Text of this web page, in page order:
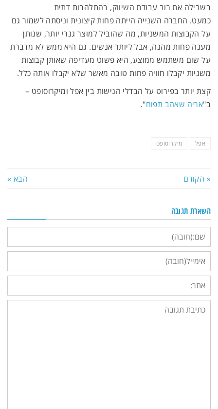
בשבילה את רוב עבודת השיווק, בהתלהבות דתית
כמעט. החברה השנייה הייתה פחות קיצונית וניסתה לשמור גם
על הקבוצות המשניות, מה שהוביל למוצר גנרי יותר, שנותן
מענה פחות מהנה, אבל ליותר אנשים. גם היא ממש לא מדברת
על שום משתמש ממוצע, היא פשוט מעדיפה שאותן קבוצות
משניות יקבלו חוויה פחות טובה מאשר שלא יקבלו אותה כלל.
קצת יותר בפירוט על הבדלי הגישות בין אפל ומיקרוסופט –
ב"אריה שאהב תפוח".
אפל מיקרוסופט
« הקודם הבא »
השארת תגובה